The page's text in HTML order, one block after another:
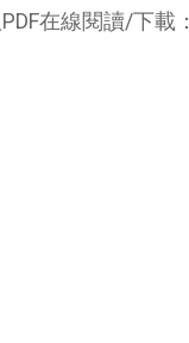
在線閱讀/下載：